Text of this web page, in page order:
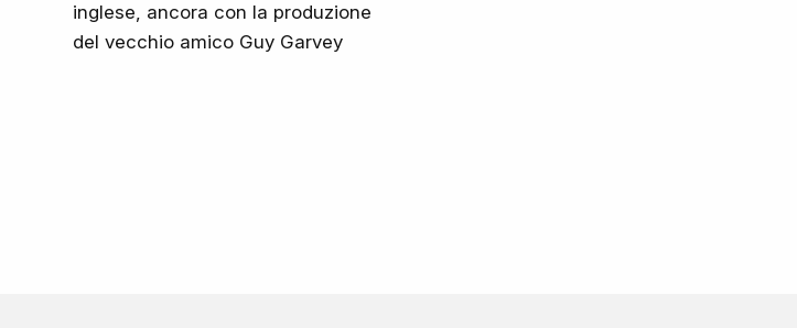
inglese, ancora con la produzione
del vecchio amico Guy Garvey